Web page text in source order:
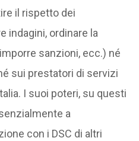
il rispetto dei
indagini, ordinare la
sanzioni, ecc.) né
sui prestatori di servizi
I suoi poteri, su questi
a
con i DSC di altri